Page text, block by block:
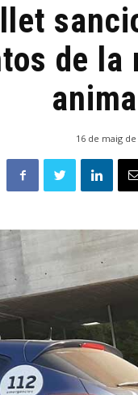
de la
16 de maig de